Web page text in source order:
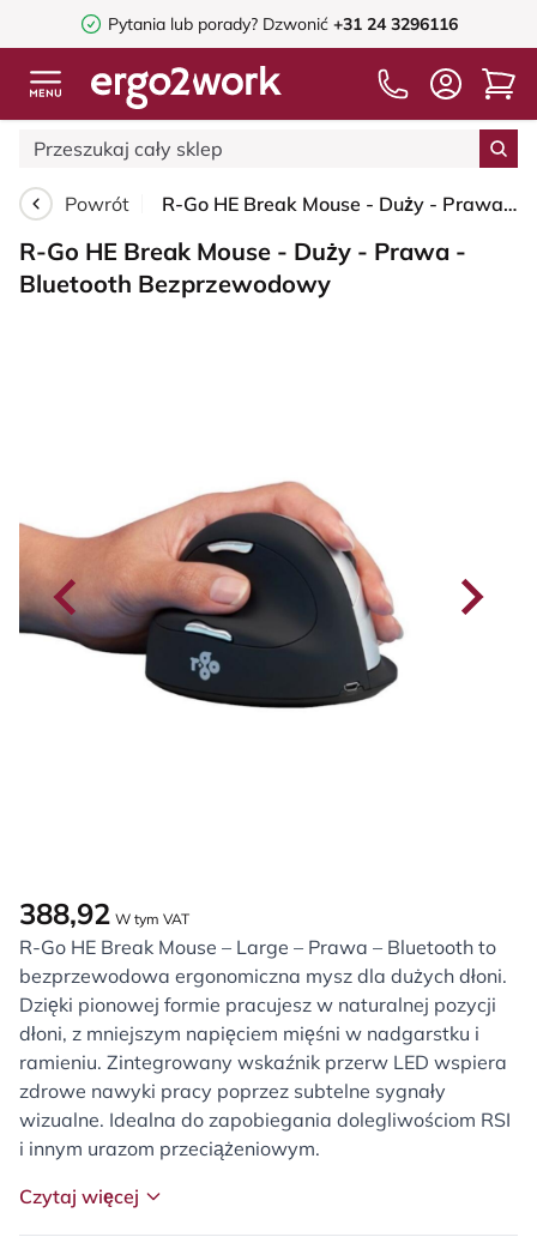
Pytania lub porady? Dzwonić +31 24 3296116
Powrót R-Go HE Break Mouse - Duży - Prawa - Bluetooth Bezprzewodowy
R-Go HE Break Mouse - Duży - Prawa -
Bluetooth Bezprzewodowy
388,92 W tym VAT
R-Go HE Break Mouse – Large – Prawa – Bluetooth to
bezprzewodowa ergonomiczna mysz dla dużych dłoni.
Dzięki pionowej formie pracujesz w naturalnej pozycji
dłoni, z mniejszym napięciem mięśni w nadgarstku i
ramieniu. Zintegrowany wskaźnik przerw LED wspiera
zdrowe nawyki pracy poprzez subtelne sygnały
wizualne. Idealna do zapobiegania dolegliwościom RSI
i innym urazom przeciążeniowym.
Czytaj więcej